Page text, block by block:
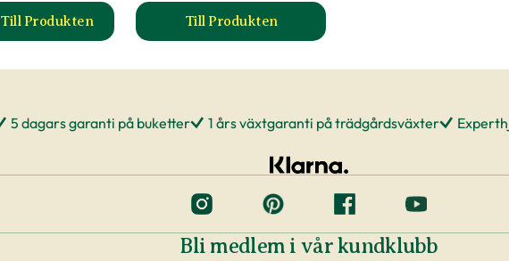
Till Produkten
till Sekatör Felco 4 produktsida
Till Produkten
till Hasselfors P-Jord/Planteringsjord
5 dagars garanti på buketter 1 års växtgaranti på trädgårdsväxter
Bli medlem i vår kundklubb